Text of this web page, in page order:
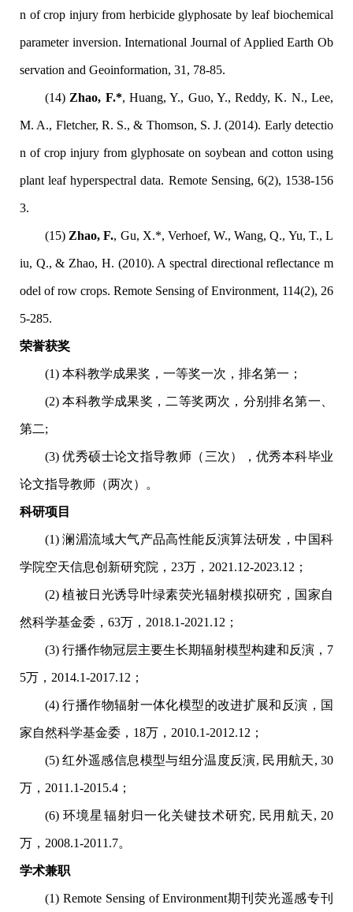
n of crop injury from herbicide glyphosate by leaf biochemical
parameter inversion. International Journal of Applied Earth Ob
servation and Geoinformation, 31, 78-85.
(14) Zhao, F.*, Huang, Y., Guo, Y., Reddy, K. N., Lee,
M. A., Fletcher, R. S., & Thomson, S. J. (2014). Early detectio
n of crop injury from glyphosate on soybean and cotton using
plant leaf hyperspectral data. Remote Sensing, 6(2), 1538-156
3.
(15) Zhao, F., Gu, X.*, Verhoef, W., Wang, Q., Yu, T., L
iu, Q., & Zhao, H. (2010). A spectral directional reflectance m
odel of row crops. Remote Sensing of Environment, 114(2), 26
5-285.
荣誉获奖
(1) 本科教学成果奖，一等奖一次，排名第一；
(2) 本科教学成果奖，二等奖两次，分别排名第一、
第二;
(3) 优秀硕士论文指导教师（三次），优秀本科毕业
论文指导教师（两次）。
科研项目
(1) 澜湄流域大气产品高性能反演算法研发，中国科
学院空天信息创新研究院，23万，2021.12-2023.12；
(2) 植被日光诱导叶绿素荧光辐射模拟研究，国家自
然科学基金委，63万，2018.1-2021.12；
(3) 行播作物冠层主要生长期辐射模型构建和反演，7
5万，2014.1-2017.12；
(4) 行播作物辐射一体化模型的改进扩展和反演，国
家自然科学基金委，18万，2010.1-2012.12；
(5) 红外遥感信息模型与组分温度反演, 民用航天, 30
万，2011.1-2015.4；
(6) 环境星辐射归一化关键技术研究, 民用航天, 20
万，2008.1-2011.7。
学术兼职
(1) Remote Sensing of Environment期刊荧光遥感专刊